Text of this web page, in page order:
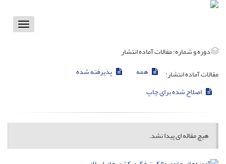
Toggle
دوره و شماره:مقالات آماده انتشار
مقالات آماده انتشار:
همه
پذیرفته شده
اصلاح شده برای چاپ
هیچ مقاله ای پیدا نشد.